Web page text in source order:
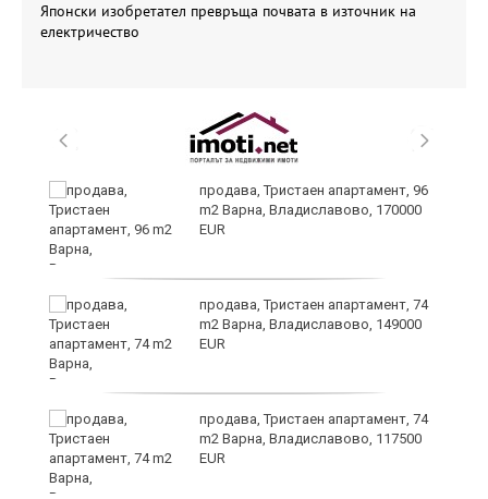
Японски изобретател превръща почвата в източник на
електричество
продава, Тристаен апартамент, 96
m2 Варна, Владиславово, 170000
EUR
продава, Тристаен апартамент, 74
m2 Варна, Владиславово, 149000
EUR
продава, Тристаен апартамент, 74
m2 Варна, Владиславово, 117500
EUR